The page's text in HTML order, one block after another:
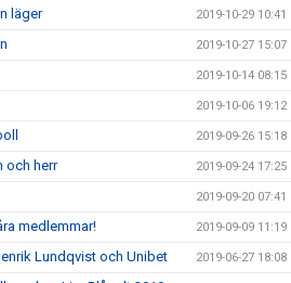
läger 2019-10-29 10:41
2019-10-27 15:07
2019-10-14 08:15
2019-10-06 19:12
2019-09-26 15:18
och herr 2019-09-24 17:25
2019-09-20 07:41
medlemmar! 2019-09-09 11:19
Lundqvist och Unibet 2019-06-27 18:08